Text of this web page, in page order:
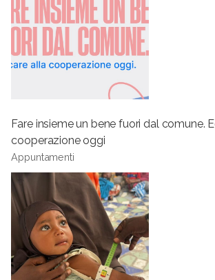
Fare insieme un bene fuori dal comune.
cooperazione oggi
Appuntamenti